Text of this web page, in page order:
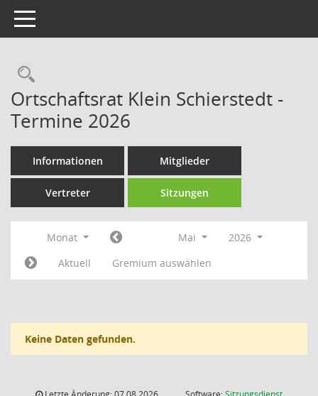
Toggle navigation
Rechercheauswahl
Ortschaftsrat Klein Schierstedt -
Termine 2026
Informationen Mitglieder
Vertreter Sitzungen
Monat Mai
2026
Aktuell
Gremium auswählen
Keine Daten gefunden.